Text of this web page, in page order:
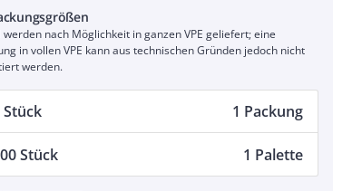
nach Möglichkeit in ganzen VPE geliefert; eine
in vollen VPE kann aus technischen Gründen jedoch nicht
werden.
Stück 1 Packung
Stück 1 Palette